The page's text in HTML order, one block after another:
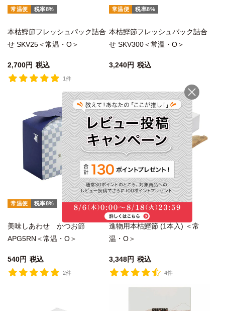
常温便 税率8%
本枯鰹節フレッシュパック詰合
せ SKV25＜常温・O＞
2,700 税込
1件
常温便 税率8%
本枯鰹節フレッシュパック詰合
せ SKV300＜常温・O＞
3,240 税込
常温便 税率8%
美味しあわせ かつお節
APG5RN＜常温・O＞
540 税込
2件
常温便 税率8%
進物用本枯鰹節 (1本入) ＜常
温・O＞
3,348 税込
4件